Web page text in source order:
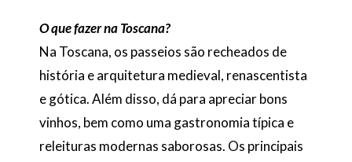
O que fazer na Toscana?
Na Toscana, os passeios são recheados de
história e arquitetura medieval, renascentista
e gótica. Além disso, dá para apreciar bons
vinhos, bem como uma gastronomia típica e
releituras modernas saborosas. Os principais